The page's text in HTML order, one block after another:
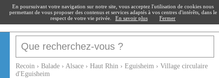
recoin.fr
Recoin › Balade › Alsace › Haut Rhin › Eguisheim › Village circulaire
d'Eguisheim
En poursuivant votre navigation sur notre site, vous acceptez l'utilisation de cookies nous
permettant de vous proposer des contenus et services adaptés à vos centres d'intérêts, dans le
respect de votre vie privée.
En savoir plus Fermer